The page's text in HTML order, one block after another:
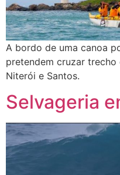
A bordo de uma canoa
pretendem cruzar
Niterói e Santos.
Selvageria